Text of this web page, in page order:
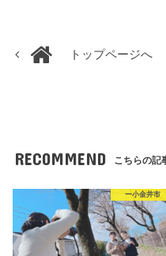
トップページへ
RECOMMEND こちらの記
ー小金井市